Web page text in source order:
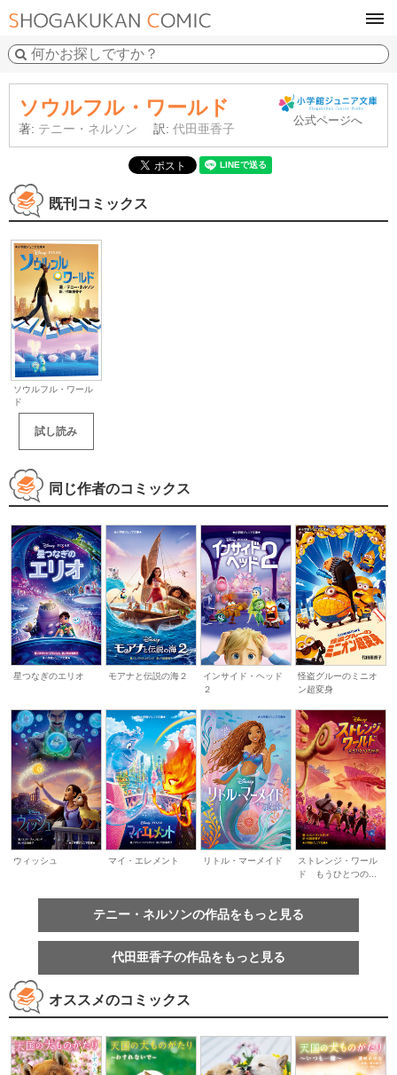
ソウルフル・ワールド
著: テニー・ネルソン 訳: 代田亜香子
公式ページへ
既刊コミックス
ソウルフル・ワール
ド
試し読み
同じ作者のコミックス
星つなぎのエリオ モアナと伝説の海２
インサイド・ヘッド
２
怪盗グルーのミニオ
ン超変身
ウィッシュ マイ・エレメント リトル・マーメイド
ストレンジ・ワール
ド もうひとつの...
テニー・ネルソンの作品をもっと見る
代田亜香子の作品をもっと見る
オススメのコミックス